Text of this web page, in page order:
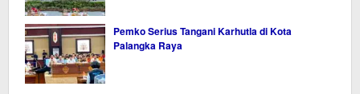
Pemko Serius Tangani Karhutla di Kota
Palangka Raya